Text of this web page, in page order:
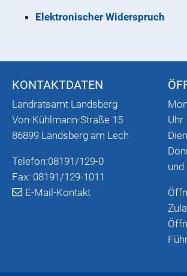
Elektronischer Widerspruch
KONTAKTDATEN
Landratsamt Landsberg
Von-Kühlmann-Straße 15
86899 Landsberg am Lech
Telefon:08191/129-0
Fax: 08191/129-1011
E-Mail-Kontakt
Uhr
und